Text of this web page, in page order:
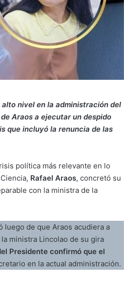
nivel en la administración del
Araos a ejecutar un despido
que incluyó la renuncia de las
política más relevante en lo
Rafael Araos, concretó su
con la ministra de la
de que Araos acudiera a
ministra Lincolao de su gira
Presidente confirmó que el
en la actual administración.